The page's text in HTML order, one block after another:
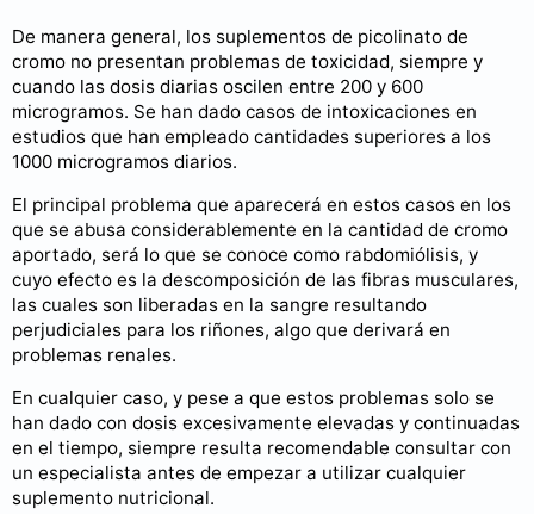
De manera general, los suplementos de picolinato de
cromo no presentan problemas de toxicidad, siempre y
cuando las dosis diarias oscilen entre 200 y 600
microgramos. Se han dado casos de intoxicaciones en
estudios que han empleado cantidades superiores a los
1000 microgramos diarios.
El principal problema que aparecerá en estos casos en los
que se abusa considerablemente en la cantidad de cromo
aportado, será lo que se conoce como rabdomiólisis, y
cuyo efecto es la descomposición de las fibras musculares,
las cuales son liberadas en la sangre resultando
perjudiciales para los riñones, algo que derivará en
problemas renales.
En cualquier caso, y pese a que estos problemas solo se
han dado con dosis excesivamente elevadas y continuadas
en el tiempo, siempre resulta recomendable consultar con
un especialista antes de empezar a utilizar cualquier
suplemento nutricional.